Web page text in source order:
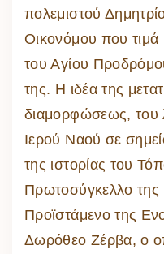
πολεμιστού
Οικονόμου που
του Αγίου
της. Η ιδέα της
διαμορφώσεως, του
Ιερού Ναού σε
της ιστορίας του
Πρωτοσύγκελλο της
Προϊστάμενο της
Δωρόθεο Ζέρβα, ο